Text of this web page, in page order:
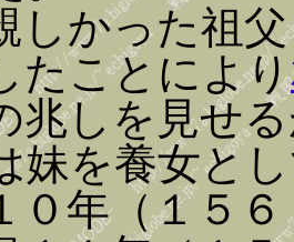
しかった祖
たことにより
兆しを見せ
妹を養女と
０年（１５